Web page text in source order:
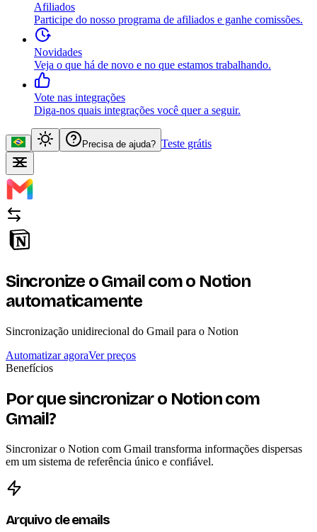
Afiliados
Participe do nosso programa de afiliados e ganhe comissões.
Novidades
Veja o que há de novo e no que estamos trabalhando.
Vote nas integrações
Diga-nos quais integrações você quer a seguir.
Precisa de ajuda? Teste grátis
Sincronize o Gmail com o Notion
automaticamente
Sincronização unidirecional do Gmail para o Notion
Automatizar agoraVer preços
Benefícios
Por que sincronizar o Notion com
Gmail?
Sincronizar o Notion com Gmail transforma informações dispersas
em um sistema de referência único e confiável.
Arquivo de emails